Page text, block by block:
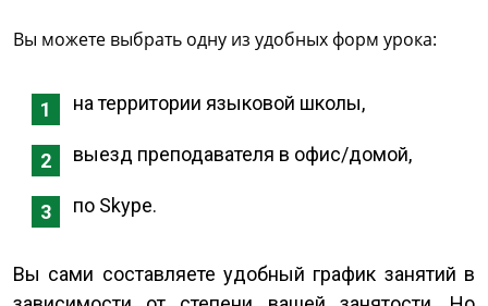
Вы можете выбрать одну из удобных форм урока:
на территории языковой школы,
выезд преподавателя в офис/домой,
по Skype.
Вы сами составляете удобный график занятий в